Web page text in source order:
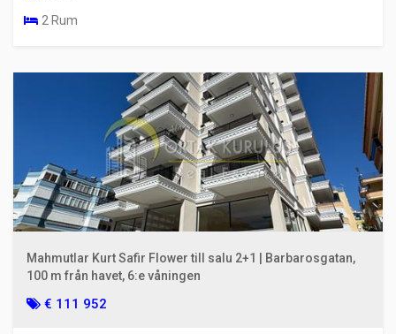
2 Rum
Mahmutlar Kurt Safir Flower till salu 2+1 | Barbarosgatan,
100 m från havet, 6:e våningen
€ 111 952